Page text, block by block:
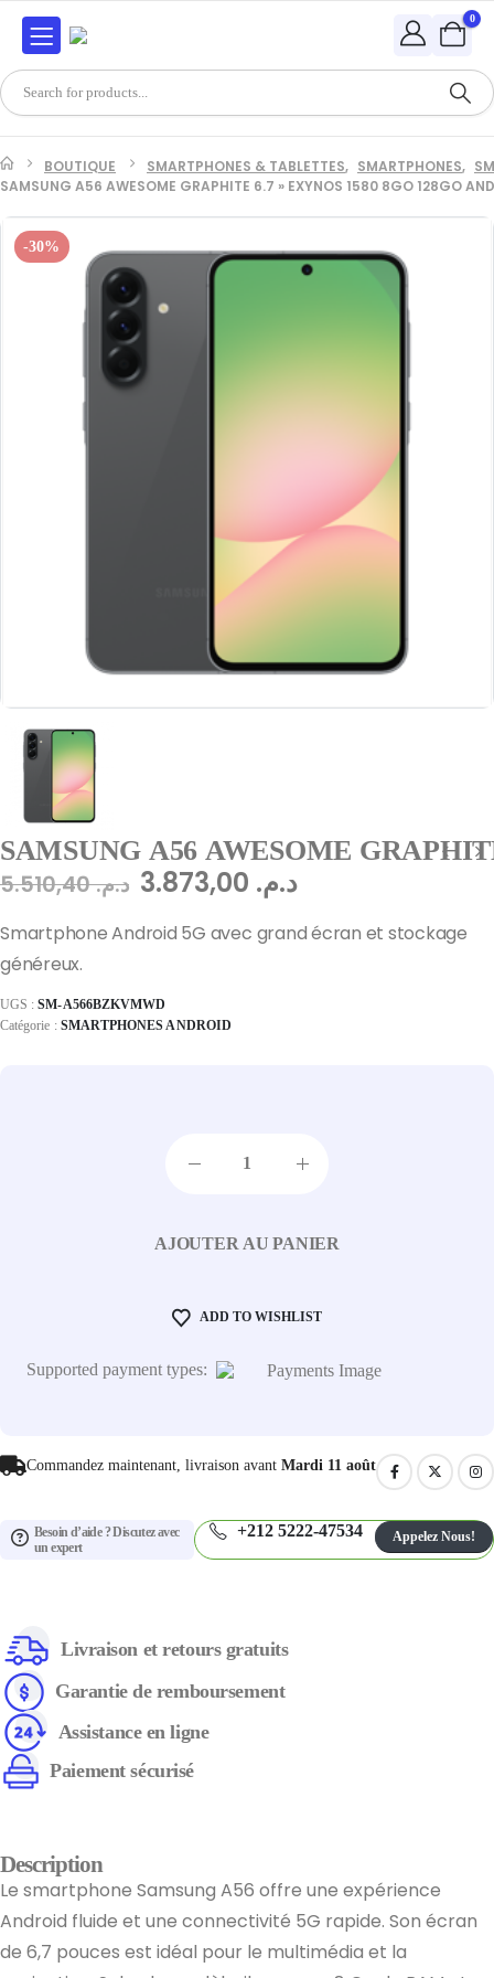
0
BOUTIQUE SMARTPHONES & TABLETTES, SMARTPHONES,
SAMSUNG A56 AWESOME GRAPHITE 6.7 » EXYNOS 1580 8GO 128GO
-30%
SAMSUNG A56 AWESOME
د.م.5.510,40 د.م.
Smartphone Android 5G avec grand écran et stockage
généreux.
UGS :SM-A566BZKVMWD
Catégorie : SMARTPHONES ANDROID
AJOUTER AU PANIER
ADD TO WISHLIST
Supported payment types:
Commandez maintenant, livraison avant Mardi 11 août
Besoin d’aide ? Discutez avec
un expert
+212 5222-47534 Appelez Nous!
Livraison et retours gratuits
Garantie de remboursement
Assistance en ligne
Paiement sécurisé
Description
Le smartphone Samsung A56 offre une expérience
Android fluide et une connectivité 5G rapide. Son écran
de 6,7 pouces est idéal pour le multimédia et la